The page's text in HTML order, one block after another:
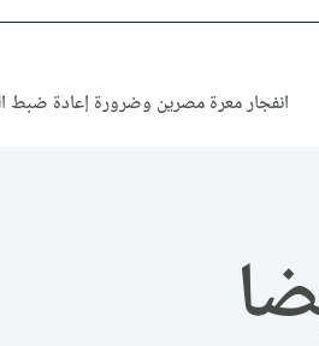
انفجار معرة مصرين وضرورة إعادة ضبط